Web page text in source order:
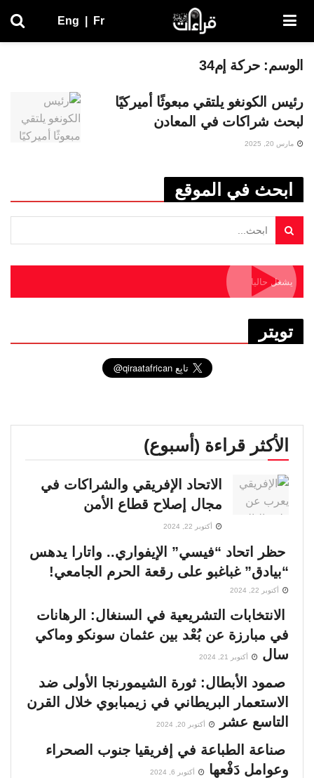
Eng Fr
الوسم:حركة إم34
رئيس الكونغو يلتقي مبعوثًا أميركيًا
لبحث شراكات في المعادن
مارس 20, 2025
ابحث في الموقع
يشغل حاليا
تويتر
الأكثر قراءة (أسبوع)
الاتحاد الإفريقي والشراكات في
مجال إصلاح قطاع الأمن
أكتوبر 22, 2024
حظر اتحاد “فيسي” الإيفواري.. واتارا يدهس
“بيادق” غباغبو على رقعة الحرم الجامعي!
أكتوبر 22, 2024
الانتخابات التشريعية في السنغال: الرهانات
في مبارزة عن بُعْد بين عثمان سونكو وماكي
سال
أكتوبر 21, 2024
صمود الأبطال: ثورة الشيمورنجا الأولى ضد
الاستعمار البريطاني في زيمبابوي خلال القرن
التاسع عشر
أكتوبر 20, 2024
صناعة الطباعة في إفريقيا جنوب الصحراء
وعوامل دَفْعها
أكتوبر 6, 2024